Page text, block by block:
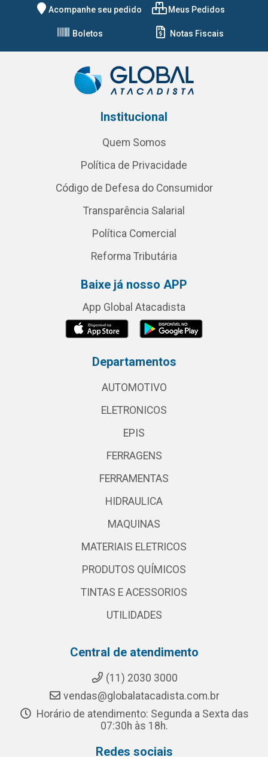
Acompanhe seu pedido Meus Pedidos
Boletos Notas Fiscais
Institucional
Quem Somos
Política de Privacidade
Código de Defesa do Consumidor
Transparência Salarial
Política Comercial
Reforma Tributária
Baixe já nosso APP
App Global Atacadista
Departamentos
AUTOMOTIVO
ELETRONICOS
EPIS
FERRAGENS
FERRAMENTAS
HIDRAULICA
MAQUINAS
MATERIAIS ELETRICOS
PRODUTOS QUÍMICOS
TINTAS E ACESSORIOS
UTILIDADES
Central de atendimento
(11) 2030 3000
vendas@globalatacadista.com.br
Horário de atendimento: Segunda a Sexta das
07:30h às 18h.
Redes sociais